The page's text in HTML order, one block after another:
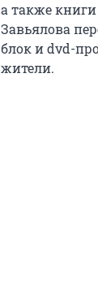
а также
Завьялова
блок и dvd-
жители.